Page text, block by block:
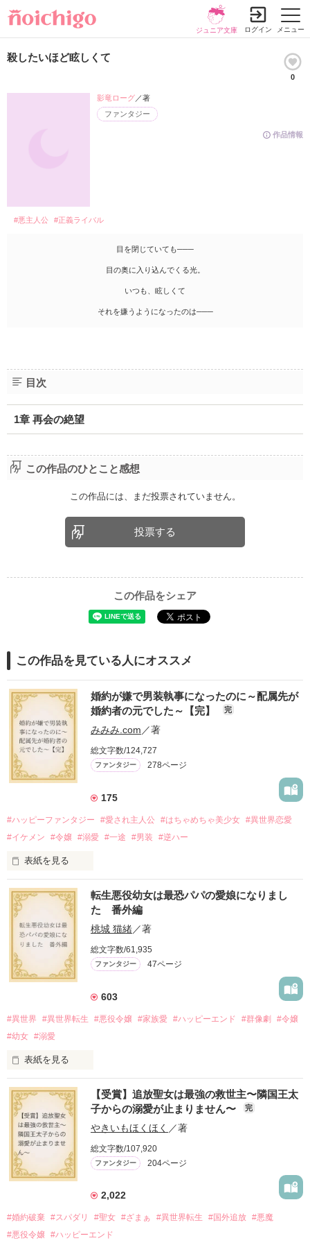
メニュー
ジュニア文庫 ログイン
殺したいほど眩しくて
0
作品情報
ファンタジー
影竜ローグ／著
#悪主人公 #正義ライバル
目を閉じていても───
目の奥に入り込んでくる光。
いつも、眩しくて
それを嫌うようになったのは───
目次
1章 再会の絶望
この作品のひとこと感想
この作品には、まだ投票されていません。
投票する
この作品をシェア
この作品を見ている人にオススメ
婚約が嫌で男装執事になったのに～配属先が
婚約者の元でした～【完】
完
みみみ.com ／著
総文字数/124,727
ファンタジー 278ページ
175
#ハッピーファンタジー #愛され主人公 #はちゃめちゃ美少女 #異世界恋愛
#イケメン
#令嬢 #溺愛 #一途 #男装 #逆ハー
表紙を見る
＼異世界ラブコメ×ハッピーファンタジー／
「いやっほぉぉおお〜い！！！！」
バンジーした侯爵令嬢の先にいたのは
甘いマスクの公爵様の頭上でした
「…は？」
リリィ・ロゼッタ侯爵令嬢
ふんわりとした淡いピンクの髪に澄んだ水色の瞳
透き通るほど白い肌と華奢の手足
お人形のように可愛いらしい見た目とは裏腹に
残念なほどに自由でお気楽なお転婆令嬢
ギル・レイヴン公爵
転生悪役幼女は最恐パパの愛娘になりまし
た 番外編
桃城 猫緒／著
総文字数/61,935
ファンタジー 47ページ
603
#異世界 #異世界転生 #悪役令嬢 #家族愛 #ハッピーエンド #群像劇
#令嬢
#幼女 #溺愛
表紙を見る
『転生悪役幼女は最恐パパの愛娘になりました』
番外編です。
※本編のネタバレを含みます。
2025.9.26
『Petit Chapter3 愛と呼ぶもの』を
2025.10.24
『Petit Chapter4 誰が為のごちそう』を
【受賞】追放聖女は最強の救世主〜隣国王太
子からの溺愛が止まりません〜
完
やきいもほくほく ／著
総文字数/107,920
ファンタジー 204ページ
2,022
#婚約破棄 #スパダリ #聖女 #ざまぁ #異世界転生 #国外追放 #悪魔
#悪役令嬢 #ハッピーエンド